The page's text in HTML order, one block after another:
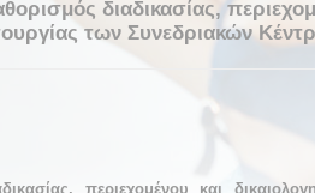
διαδικασίας,
των Συνεδριακών
περιεχομένου και